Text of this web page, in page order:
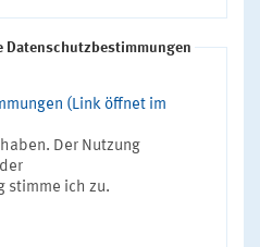
Datenschutzbestimmungen
(Link öffnet im
Der Nutzung
stimme ich zu.